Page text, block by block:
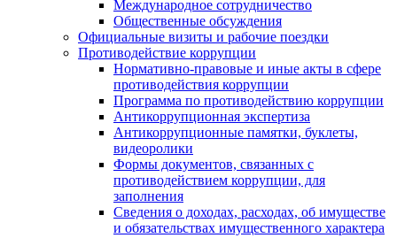
Международное сотрудничество
Общественные обсуждения
Официальные визиты и рабочие поездки
Противодействие коррупции
Нормативно-правовые и иные акты в сфере
противодействия коррупции
Программа по противодействию коррупции
Антикоррупционная экспертиза
Антикоррупционные памятки, буклеты,
видеоролики
Формы документов, связанных с
противодействием коррупции, для
заполнения
Сведения о доходах, расходах, об имуществе
и обязательствах имущественного характера